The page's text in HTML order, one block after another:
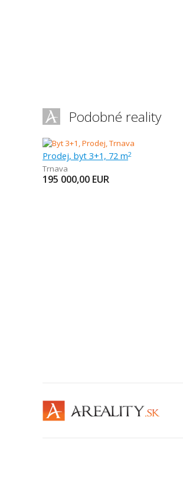
Podobné reality
Prodej, byt 3+1, 72 m2
Trnava
195 000,00 EUR